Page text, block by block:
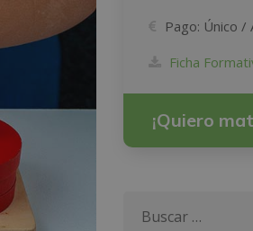
Pago: Único /
Ficha
¡Quiero